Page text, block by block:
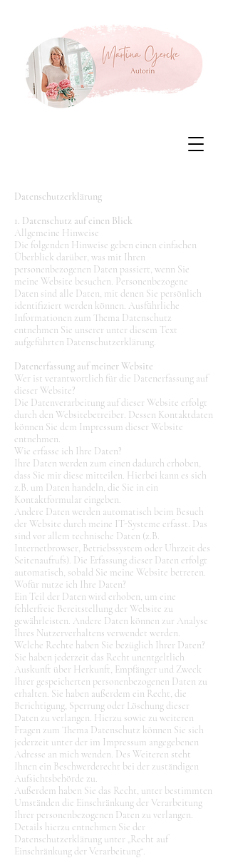
Datenschutzerklärung
1. Datenschutz auf einen Blick
Allgemeine Hinweise
Die folgenden Hinweise geben einen einfachen
Überblick darüber, was mit Ihren
personenbezogenen Daten passiert, wenn Sie
meine Website besuchen. Personenbezogene
Daten sind alle Daten, mit denen Sie persönlich
identifiziert werden können. Ausführliche
Informationen zum Thema Datenschutz
entnehmen Sie unserer unter diesem Text
aufgeführten Datenschutzerklärung.
Datenerfassung auf meiner Website
Wer ist verantwortlich für die Datenerfassung auf
dieser Website?
Die Datenverarbeitung auf dieser Website erfolgt
durch den Websitebetreiber. Dessen Kontaktdaten
können Sie dem Impressum dieser Website
entnehmen.
Wie erfasse ich Ihre Daten?
Ihre Daten werden zum einen dadurch erhoben,
dass Sie mir diese mitteilen. Hierbei kann es sich
z.B. um Daten handeln, die Sie in ein
Kontaktformular eingeben.
Andere Daten werden automatisch beim Besuch
der Website durch meine IT-Systeme erfasst. Das
sind vor allem technische Daten (z.B.
Internetbrowser, Betriebssystem oder Uhrzeit des
Seitenaufrufs). Die Erfassung dieser Daten erfolgt
automatisch, sobald Sie meine Website betreten.
Wofür nutze ich Ihre Daten?
Ein Teil der Daten wird erhoben, um eine
fehlerfreie Bereitstellung der Website zu
gewährleisten. Andere Daten können zur Analyse
Ihres Nutzerverhaltens verwendet werden.
Welche Rechte haben Sie bezüglich Ihrer Daten?
Sie haben jederzeit das Recht unentgeltlich
Auskunft über Herkunft, Empfänger und Zweck
Ihrer gespeicherten personenbezogenen Daten zu
erhalten. Sie haben außerdem ein Recht, die
Berichtigung, Sperrung oder Löschung dieser
Daten zu verlangen. Hierzu sowie zu weiteren
Fragen zum Thema Datenschutz können Sie sich
jederzeit unter der im Impressum angegebenen
Adresse an mich wenden. Des Weiteren steht
Ihnen ein Beschwerderecht bei der zuständigen
Aufsichtsbehörde zu.
Außerdem haben Sie das Recht, unter bestimmten
Umständen die Einschränkung der Verarbeitung
Ihrer personenbezogenen Daten zu verlangen.
Details hierzu entnehmen Sie der
Datenschutzerklärung unter „Recht auf
Einschränkung der Verarbeitung“.